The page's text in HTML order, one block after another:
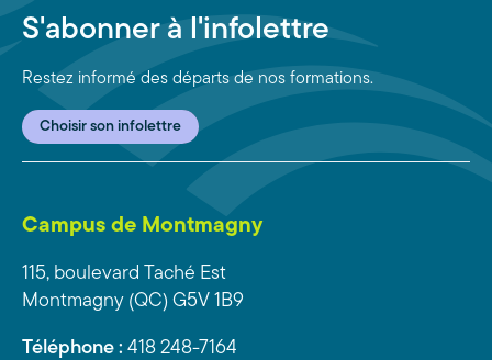
S'abonner à l'infolettre
Restez informé des départs de nos formations.
Choisir son infolettre
Campus de Montmagny
115, boulevard Taché Est
Montmagny (QC) G5V 1B9
Téléphone : 418 248-7164